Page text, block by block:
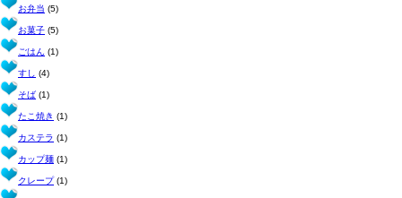
お弁当 (5)
お菓子 (5)
ごはん (1)
すし (4)
そば (1)
たこ焼き (1)
カステラ (1)
カップ麺 (1)
クレープ(1)